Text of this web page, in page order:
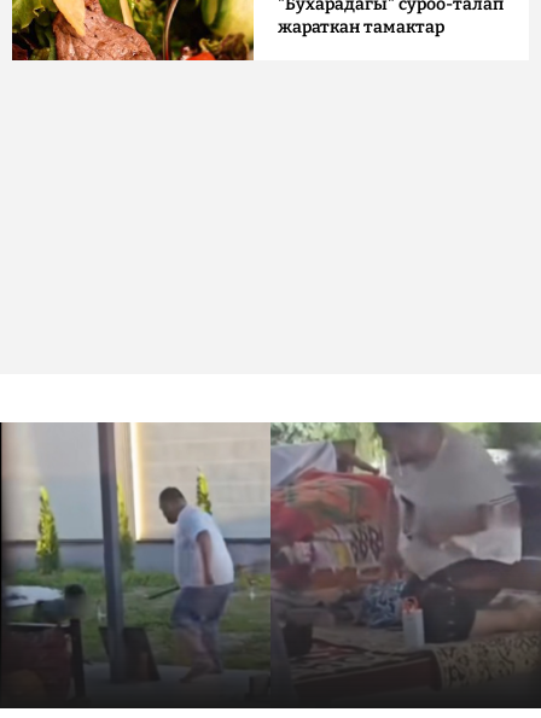
жараткан тамактар